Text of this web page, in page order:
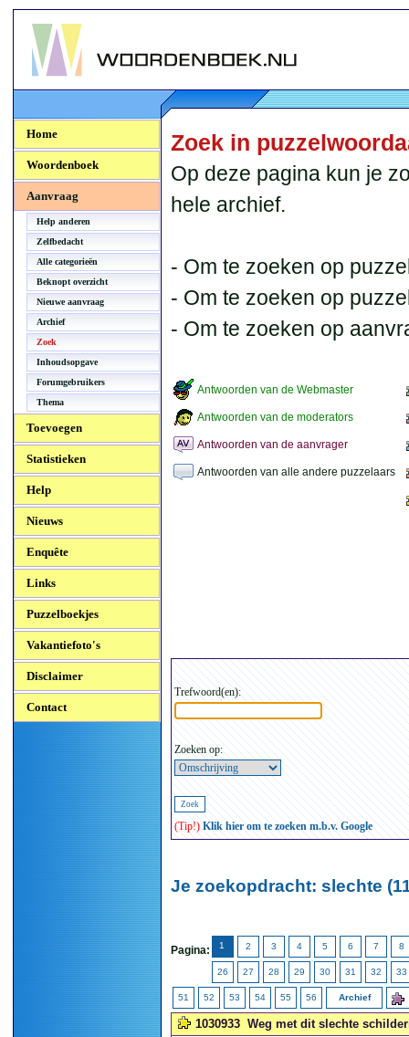
Woordenboek.NU
Home
Woordenboek
Aanvraag
Help anderen
Zelfbedacht
Alle categorieën
Beknopt overzicht
Nieuwe aanvraag
Archief
Zoek
Inhoudsopgave
Forumgebruikers
Thema
Toevoegen
Statistieken
Help
Nieuws
Enquête
Links
Puzzelboekjes
Vakantiefoto's
Disclaimer
Contact
Zoek in
Op deze pagina kun je
hele archief.
- Om te zoeken op
- Om te zoeken op
- Om te zoeken op
Antwoorden van de Webmaster
Antwoorden van de moderators
Antwoorden van de aanvrager
Antwoorden van alle andere puzzelaars
Trefwoord(en):
Zoeken op:
(Tip!) Klik hier om te zoeken m.b.v. Google
Je zoekopdracht: slechte
Pagina: 1 2 3 4 5 6 7 8
26 27 28 29 30 31 32 33
51 52 53 54 55 56 Archief
1030933 Weg met dit slechte